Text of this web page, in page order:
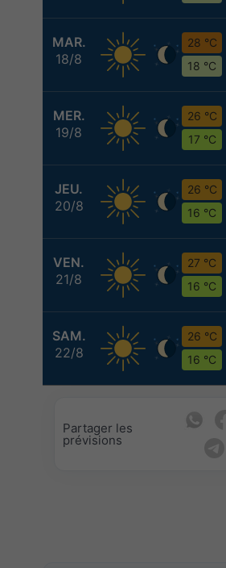
MAR.
18/8
28 °C
18 °C
MER.
19/8
26 °C
17 °C
JEU.
20/8
26 °C
16 °C
VEN.
21/8
27 °C
16 °C
SAM.
22/8
26 °C
16 °C
Partager les
prévisions